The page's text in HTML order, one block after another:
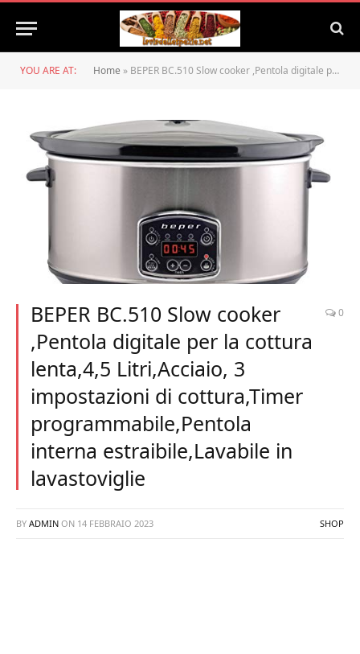
YOU ARE AT: Home » BEPER BC.510 Slow cooker ,Pentola digitale per la cottura lenta,4,5 Litri,Acciaio, 3 impostazioni di cottura,Timer programmabile,Pentola interna estraibile,Lavabile in lavastoviglie
BEPER BC.510 Slow cooker
,Pentola digitale per la cottura
lenta,4,5 Litri,Acciaio, 3
impostazioni di cottura,Timer
programmabile,Pentola
interna estraibile,Lavabile in
lavastoviglie
0
BY ADMIN ON 14 FEBBRAIO 2023 SHOP